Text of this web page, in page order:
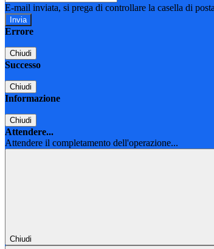
E-mail inviata, si prega di controllare la casella di
Errore
Chiudi
Successo
Chiudi
Informazione
Chiudi
Attendere...
Attendere il completamento dell'operazione...
Chiudi